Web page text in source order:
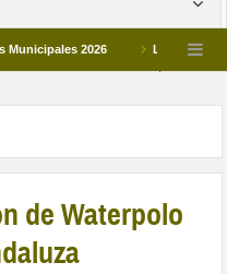
2026 Los Campus de
de Waterpolo